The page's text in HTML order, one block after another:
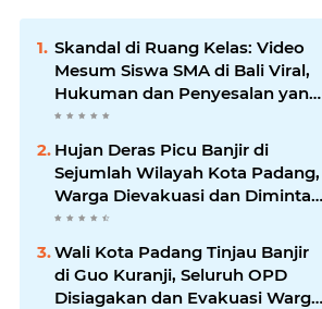
Skandal di Ruang Kelas: Video
Mesum Siswa SMA di Bali Viral,
Hukuman dan Penyesalan yang
Mengikuti
Hujan Deras Picu Banjir di
Sejumlah Wilayah Kota Padang,
Warga Dievakuasi dan Diminta
Waspada Banjir Susulan
Wali Kota Padang Tinjau Banjir
di Guo Kuranji, Seluruh OPD
Disiagakan dan Evakuasi Warga